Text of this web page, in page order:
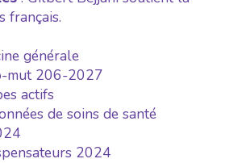
français.
générale
mut 206-2027
actifs
de soins de santé
2024